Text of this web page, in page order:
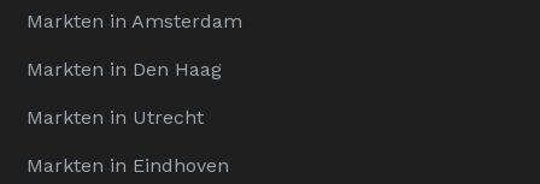
Markten in Amsterdam
Markten in Den Haag
Markten in Utrecht
Markten in Eindhoven